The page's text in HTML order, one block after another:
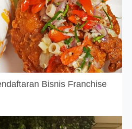
Bisnis Franchise